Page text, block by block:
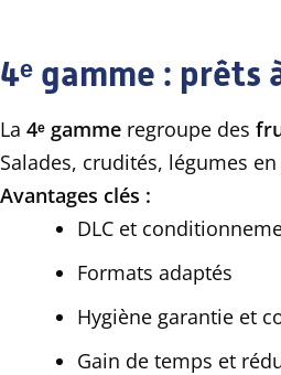
4ᵉ gamme : prêts
La 4ᵉ gamme regroupe des
Salades, crudités, légumes
Avantages clés :
DLC et
Formats adaptés
Hygiène garantie et
Gain de temps et